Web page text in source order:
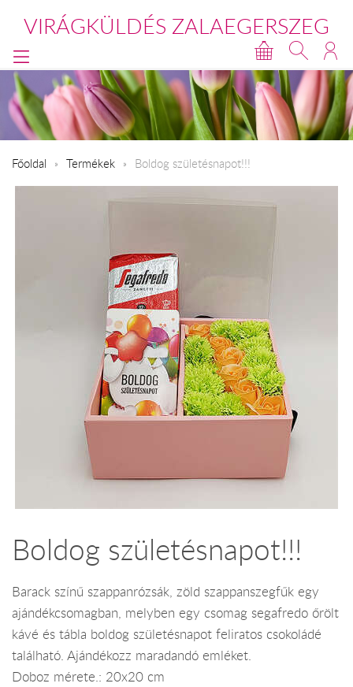
VIRÁGKÜLDÉS ZALAEGERSZEG
Főoldal Termékek Boldog születésnapot!!!
Boldog születésnapot!!!
Barack színű szappanrózsák, zöld szappanszegfűk egy
ajándékcsomagban, melyben egy csomag segafredo őrölt
kávé és tábla boldog születésnapot feliratos csokoládé
található. Ajándékozz maradandó emléket.
Doboz mérete.: 20x20 cm